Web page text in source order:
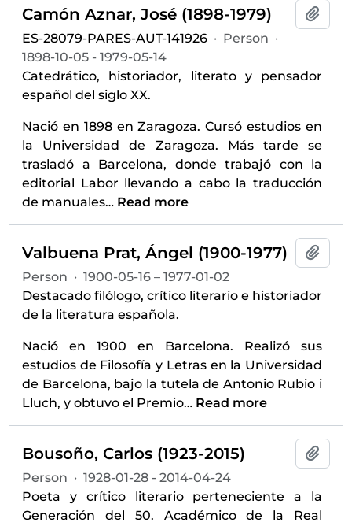
Camón Aznar, José (1898-1979)
ES-28079-PARES-AUT-141926 · Person ·
1898-10-05 - 1979-05-14
Catedrático, historiador, literato y pensador
español del siglo XX.
Nació en 1898 en Zaragoza. Cursó estudios en
la Universidad de Zaragoza. Más tarde se
trasladó a Barcelona, donde trabajó con la
editorial Labor llevando a cabo la traducción
de manuales… Read more
Valbuena Prat, Ángel (1900-1977)
Person · 1900-05-16 – 1977-01-02
Destacado filólogo, crítico literario e historiador
de la literatura española.
Nació en 1900 en Barcelona. Realizó sus
estudios de Filosofía y Letras en la Universidad
de Barcelona, bajo la tutela de Antonio Rubio i
Lluch, y obtuvo el Premio… Read more
Bousoño, Carlos (1923-2015)
Person · 1928-01-28 - 2014-04-24
Poeta y crítico literario perteneciente a la
Generación del 50. Académico de la Real